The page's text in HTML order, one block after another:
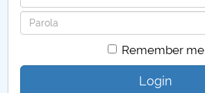
Password
Remember me
Login